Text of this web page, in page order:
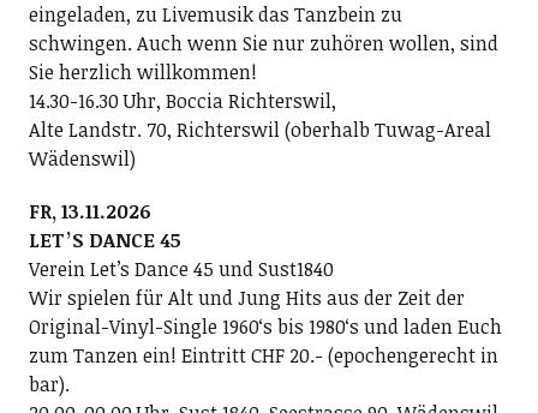
eingeladen, zu Livemusik das Tanzbein zu
schwingen. Auch wenn Sie nur zuhören wollen, sind
Sie herzlich willkommen!
14.30-16.30 Uhr, Boccia Richterswil,
Alte Landstr. 70, Richterswil (oberhalb Tuwag-Areal
Wädenswil)
FR, 13.11.2026
LETʼS DANCE 45
Verein Letʼs Dance 45 und Sust1840
Wir spielen für Alt und Jung Hits aus der Zeit der
Original-Vinyl-Single 1960ʻs bis 1980ʻs und laden Euch
zum Tanzen ein! Eintritt CHF 20.- (epochengerecht in
bar).